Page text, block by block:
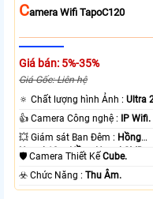
CAmera Wifi TapoC120
Giá bán: 5%-35%
Giá Gốc: Liên hệ
🔅 Chất lượng hình Ảnh :Ultra
.
👍 Camera Công nghệ :
IP Wifi.
💥 Giám sát Ban Đêm : Hồng
Ngoại 10m Hồng Ngoại SMD.
🛡 Camera Thiết KếCube.
️☣️ Chức Năng :Thu Âm.